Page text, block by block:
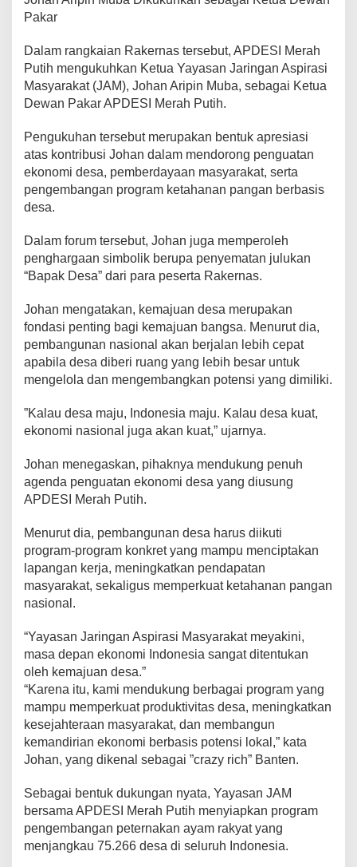
Pakar
Dalam rangkaian Rakernas tersebut, APDESI Merah
Putih mengukuhkan Ketua Yayasan Jaringan Aspirasi
Masyarakat (JAM), Johan Aripin Muba, sebagai Ketua
Dewan Pakar APDESI Merah Putih.
Pengukuhan tersebut merupakan bentuk apresiasi
atas kontribusi Johan dalam mendorong penguatan
ekonomi desa, pemberdayaan masyarakat, serta
pengembangan program ketahanan pangan berbasis
desa.
Dalam forum tersebut, Johan juga memperoleh
penghargaan simbolik berupa penyematan julukan
“Bapak Desa” dari para peserta Rakernas.
Johan mengatakan, kemajuan desa merupakan
fondasi penting bagi kemajuan bangsa. Menurut dia,
pembangunan nasional akan berjalan lebih cepat
apabila desa diberi ruang yang lebih besar untuk
mengelola dan mengembangkan potensi yang dimiliki.
”Kalau desa maju, Indonesia maju. Kalau desa kuat,
ekonomi nasional juga akan kuat,” ujarnya.
Johan menegaskan, pihaknya mendukung penuh
agenda penguatan ekonomi desa yang diusung
APDESI Merah Putih.
Menurut dia, pembangunan desa harus diikuti
program-program konkret yang mampu menciptakan
lapangan kerja, meningkatkan pendapatan
masyarakat, sekaligus memperkuat ketahanan pangan
nasional.
“Yayasan Jaringan Aspirasi Masyarakat meyakini,
masa depan ekonomi Indonesia sangat ditentukan
oleh kemajuan desa.”
“Karena itu, kami mendukung berbagai program yang
mampu memperkuat produktivitas desa, meningkatkan
kesejahteraan masyarakat, dan membangun
kemandirian ekonomi berbasis potensi lokal,” kata
Johan, yang dikenal sebagai ”crazy rich” Banten.
Sebagai bentuk dukungan nyata, Yayasan JAM
bersama APDESI Merah Putih menyiapkan program
pengembangan peternakan ayam rakyat yang
menjangkau 75.266 desa di seluruh Indonesia.